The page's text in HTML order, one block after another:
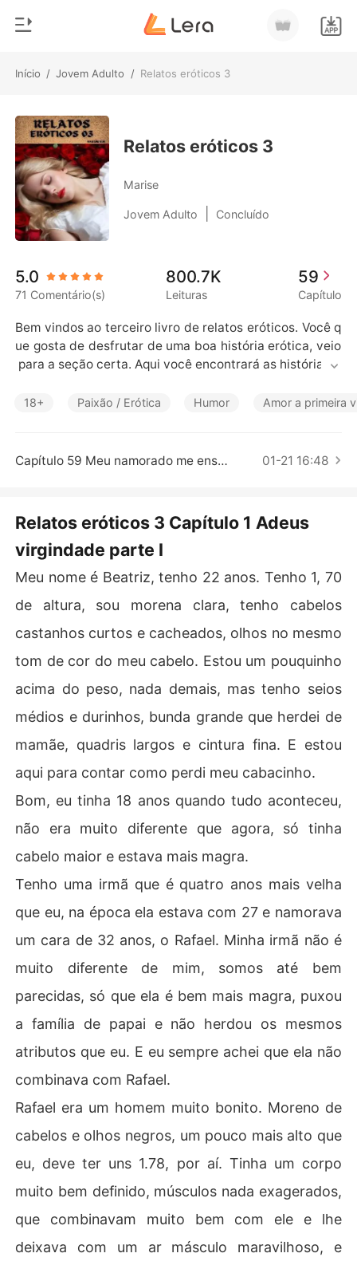
Início / Jovem Adulto / Relatos eróticos 3
Loja
Histórico
Sair
Baixar App
Gênero
Moderno
Lobisomem
Contos
Bilionários
Contos Curtos
Relatos eróticos 3
Marise
Jovem Adulto Concluído
5.0
71 Comentário(s)
800.7K
Leituras
59
Capítulo
Bem vindos ao terceiro livro de relatos eróticos. Você q
ue gosta de desfrutar de uma boa história erótica, veio
para a seção certa. Aqui você encontrará as histórias d
18+ Paixão / Erótica Humor Amor a primeira
Capítulo 59 Meu namorado me ensinou 01-21 16:48
Relatos eróticos 3 Capítulo 1 Adeus
virgindade parte I
Meu nome é Beatriz, tenho 22 anos. Tenho 1, 70
de altura, sou morena clara, tenho cabelos
castanhos curtos e cacheados, olhos no mesmo
tom de cor do meu cabelo. Estou um pouquinho
acima do peso, nada demais, mas tenho seios
médios e durinhos, bunda grande que herdei de
mamãe, quadris largos e cintura fina. E estou
aqui para contar como perdi meu cabacinho.
Bom, eu tinha 18 anos quando tudo aconteceu,
não era muito diferente que agora, só tinha
cabelo maior e estava mais magra.
Tenho uma irmã que é quatro anos mais velha
que eu, na época ela estava com 27 e namorava
um cara de 32 anos, o Rafael. Minha irmã não é
muito diferente de mim, somos até bem
parecidas, só que ela é bem mais magra, puxou
a famí­lia de papai e não herdou os mesmos
atributos que eu. E eu sempre achei que ela não
combinava com Rafael.
Rafael era um homem muito bonito. Moreno de
cabelos e olhos negros, um pouco mais alto que
eu, deve ter uns 1.78, por aí­. Tinha um corpo
muito bem definido, músculos nada exagerados,
que combinavam muito bem com ele e lhe
deixava com um ar másculo maravilhoso, e